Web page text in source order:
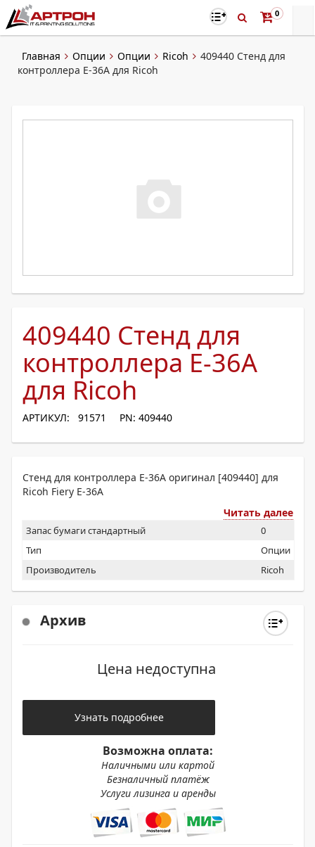
0
Главная Опции Опции Ricoh
409440 Стенд для
контроллера E-36A для Ricoh
409440 Стенд для
контроллера E-36A
для Ricoh
АРТИКУЛ: 91571 PN: 409440
Стенд для контроллера E-36A оригинал [409440] для
Ricoh Fiery E-36A
Читать далее
Запас бумаги стандартный
0
Тип
Опции
Производитель
Ricoh
Архив
Цена недоступна
Узнать подробнее
Возможна оплата:
Наличными или картой
Безналичный платёж
Услуги лизинга и аренды